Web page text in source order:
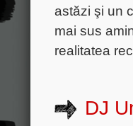
astăzi şi un
mai sus
realitatea
DJ